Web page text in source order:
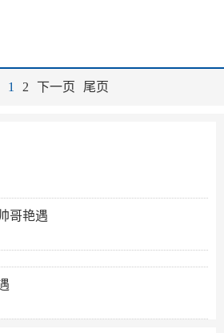
1 2 下一页 尾页
哥艳遇